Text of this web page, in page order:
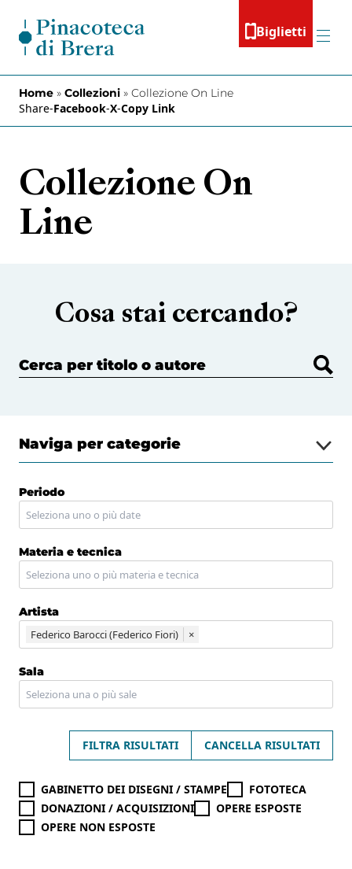
Biglietti
Menu
Home » Collezioni » Collezione On Line
Share-Facebook-X-Copy Link
Collezione On
Line
Cosa stai cercando?
Cerca per titolo o autore
Naviga per categorie
Periodo
Materia e tecnica
Artista
Federico Barocci (Federico Fiori)
×
Sala
FILTRA RISULTATI CANCELLA RISULTATI
GABINETTO DEI DISEGNI / STAMPE
FOTOTECA
DONAZIONI / ACQUISIZIONI
OPERE ESPOSTE
OPERE NON ESPOSTE